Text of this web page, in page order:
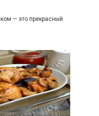
— это прекрасный
0